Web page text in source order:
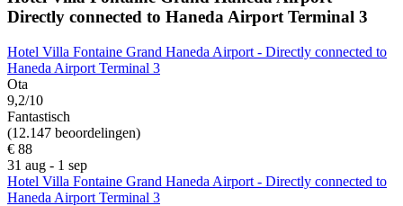
Directly connected to Haneda Airport Terminal 3
Hotel Villa Fontaine Grand Haneda Airport - Directly connected to
Haneda Airport Terminal 3
Ota
9,2/10
Fantastisch
(12.147 beoordelingen)
€ 88
31 aug - 1 sep
Hotel Villa Fontaine Grand Haneda Airport - Directly connected to
Haneda Airport Terminal 3